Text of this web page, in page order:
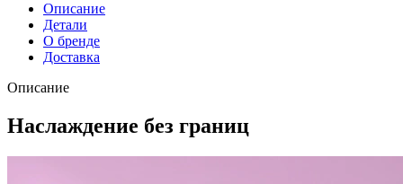
Описание
Детали
О бренде
Доставка
Описание
Наслаждение без границ